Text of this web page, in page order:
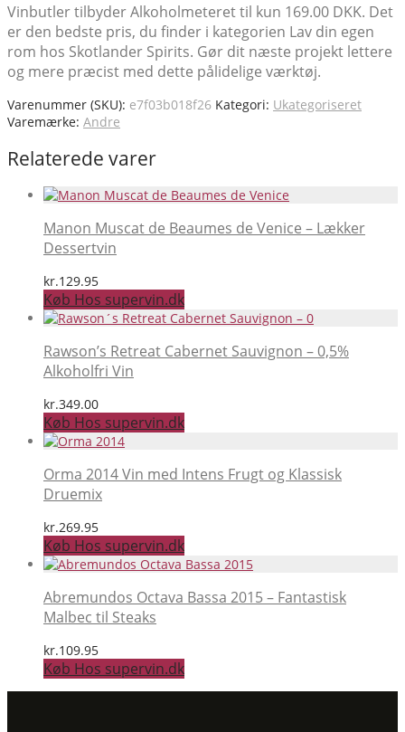
Vinbutler tilbyder Alkoholmeteret til kun 169.00 DKK. Det
er den bedste pris, du finder i kategorien Lav din egen
rom hos Skotlander Spirits. Gør dit næste projekt lettere
og mere præcist med dette pålidelige værktøj.
Varenummer (SKU): e7f03b018f26 Kategori: Ukategoriseret
Varemærke: Andre
Relaterede varer
Manon Muscat de Beaumes de Venice – Lækker
Dessertvin
kr.129.95
Køb Hos supervin.dk
Rawson’s Retreat Cabernet Sauvignon – 0,5%
Alkoholfri Vin
kr.349.00
Køb Hos supervin.dk
Orma 2014 Vin med Intens Frugt og Klassisk
Druemix
kr.269.95
Køb Hos supervin.dk
Abremundos Octava Bassa 2015 – Fantastisk
Malbec til Steaks
kr.109.95
Køb Hos supervin.dk